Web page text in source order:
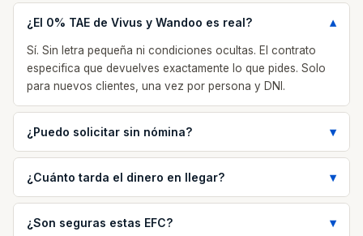
¿El 0% TAE de Vivus y Wandoo es real?
Sí. Sin letra pequeña ni condiciones ocultas. El contrato
especifica que devuelves exactamente lo que pides. Solo
para nuevos clientes, una vez por persona y DNI.
¿Puedo solicitar sin nómina?
¿Cuánto tarda el dinero en llegar?
¿Son seguras estas EFC?